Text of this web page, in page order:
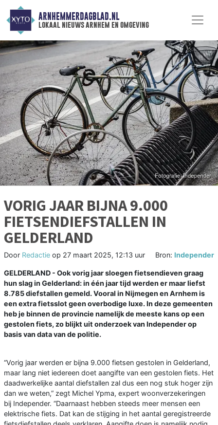
ARNHEMMERDAGBLAD.NL
lokaal nieuws arnhem en omgeving
VORIG JAAR BIJNA 9.000
FIETSENDIEFSTALLEN IN
GELDERLAND
Door Redactie op 27 maart 2025, 12:13 uur Bron: Independer
GELDERLAND - Ook vorig jaar sloegen fietsendieven graag
hun slag in Gelderland: in één jaar tijd werden er maar liefst
8.785 diefstallen gemeld. Vooral in Nijmegen en Arnhem is
een extra fietsslot geen overbodige luxe. In deze gemeenten
heb je binnen de provincie namelijk de meeste kans op een
gestolen fiets, zo blijkt uit onderzoek van Independer op
basis van data van de politie.
“Vorig jaar werden er bijna 9.000 fietsen gestolen in Gelderland,
maar lang niet iedereen doet aangifte van een gestolen fiets. Het
daadwerkelijke aantal diefstallen zal dus een nog stuk hoger zijn
dan we weten,” zegt Michel Ypma, expert woonverzekeringen
bij Independer. “Daarnaast hebben steeds meer mensen een
elektrische fiets. Dat kan de stijging in het aantal geregistreerde